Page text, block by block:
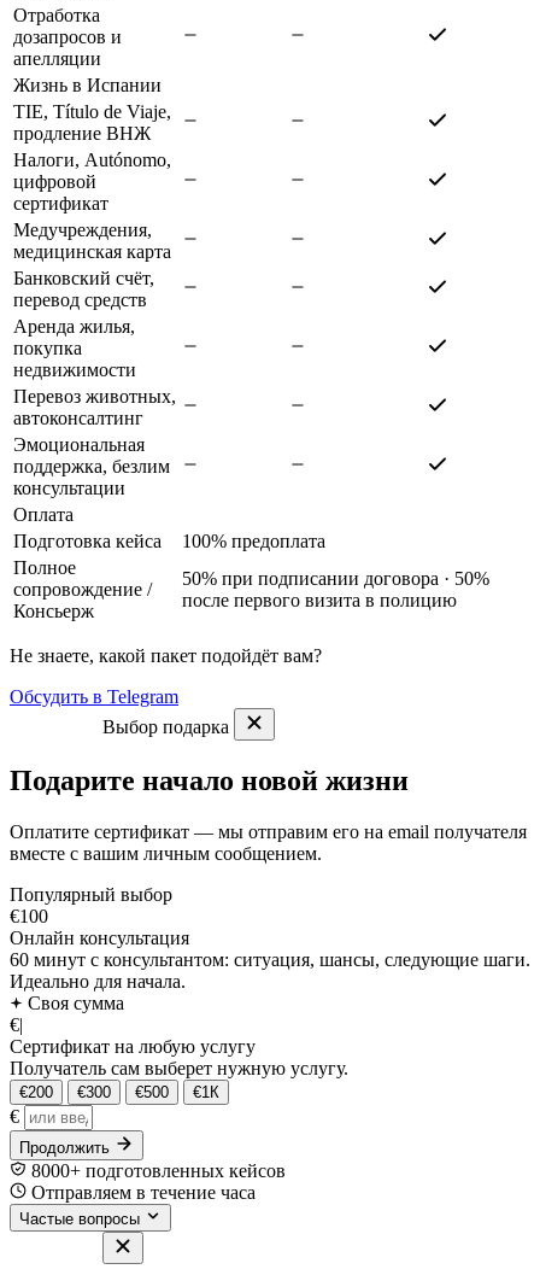
Отработка
дозапросов и
апелляции
Жизнь в Испании
TIE, Título de Viaje,
продление ВНЖ
Налоги, Autónomo,
цифровой
сертификат
Медучреждения,
медицинская карта
Банковский счёт,
перевод средств
Аренда жилья,
покупка
недвижимости
Перевоз животных,
автоконсалтинг
Эмоциональная
поддержка, безлим
консультации
Оплата
Подготовка кейса
100% предоплата
Полное
сопровождение /
Консьерж
50% при подписании договора · 50%
после первого визита в полицию
Не знаете, какой пакет подойдёт вам?
Обсудить в Telegram
Выбор подарка
Подарите начало новой жизни
Оплатите сертификат — мы отправим его на email получателя
вместе с вашим личным сообщением.
Популярный выбор
€100
Онлайн консультация
60 минут с консультантом: ситуация, шансы, следующие шаги.
Идеально для начала.
Своя сумма
€|
Сертификат на любую услугу
Получатель сам выберет нужную услугу.
€200 €300 €500 €1К
€
Продолжить
8000+ подготовленных кейсов
Отправляем в течение часа
Частые вопросы